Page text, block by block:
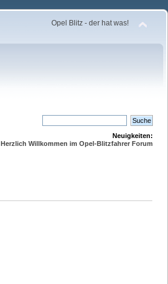
Opel Blitz - der hat was!
Neuigkeiten:
Herzlich Willkommen im Opel-Blitzfahrer Forum